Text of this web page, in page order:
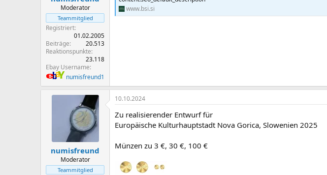
:
Moderator
Teammitglied
Registriert
01.02.2005
Beiträge
20.513
Reaktionspunkte
23.118
Ebay Username
numisfreund1
www.bsi.si
numisfreund
Moderator
Teammitglied
10.10.2024
Zu realisierender Entwurf für
Europäische Kulturhauptstadt Nova Gorica, Slowenien 2025
Münzen zu 3 €, 30 €, 100 €